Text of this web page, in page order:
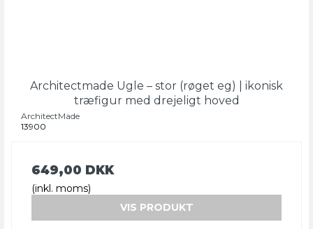
Architectmade Ugle – stor (røget eg) | ikonisk
træfigur med drejeligt hoved
ArchitectMade
13900
649,00 DKK
(inkl. moms)
VIS PRODUKT